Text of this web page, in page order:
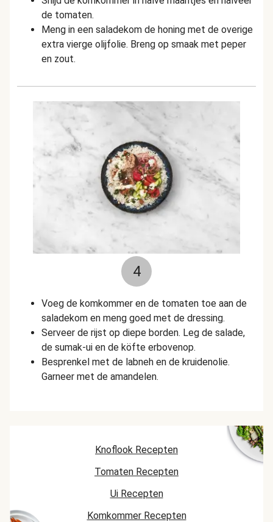
de tomaten.
Meng in een saladekom de honing met de overige
extra vierge olijfolie. Breng op smaak met peper
en zout.
4
Voeg de komkommer en de tomaten toe aan de
saladekom en meng goed met de dressing.
Serveer de rijst op diepe borden. Leg de salade,
de sumak-ui en de köfte erbovenop.
Besprenkel met de labneh en de kruidenolie.
Garneer met de amandelen.
Knoflook Recepten
Tomaten Recepten
Ui Recepten
Komkommer Recepten